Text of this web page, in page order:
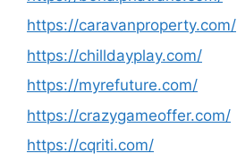
https://caravanproperty.com/
https://chilldayplay.com/
https://myrefuture.com/
https://crazygameoffer.com/
https://cqriti.com/